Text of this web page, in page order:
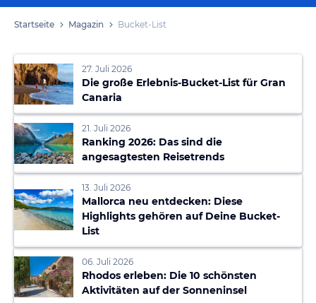
Startseite Magazin Bucket-List
27. Juli 2026
Die große Erlebnis-Bucket-List für Gran
Canaria
21. Juli 2026
Ranking 2026: Das sind die
angesagtesten Reisetrends
13. Juli 2026
Mallorca neu entdecken: Diese
Highlights gehören auf Deine Bucket-
List
06. Juli 2026
Rhodos erleben: Die 10 schönsten
Aktivitäten auf der Sonneninsel